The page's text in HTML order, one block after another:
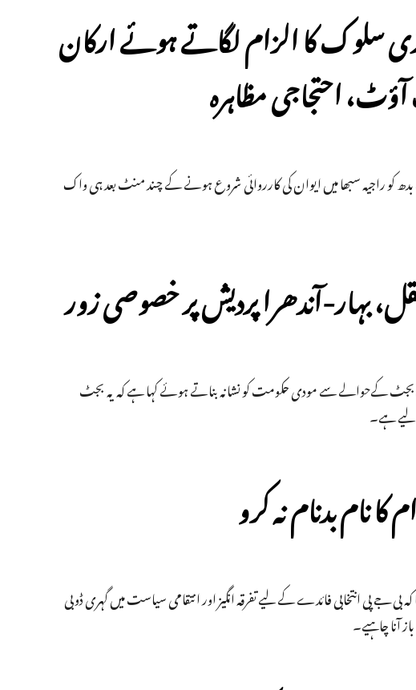
سلوک کا الزام لگاتے ہوئے ارکان
احتجاجی مظاہرہ
کو راجیہ سبھا میں ایوان کی کارروائی شروع ہونے کے چند منٹ بعد ہی واک
بہار-آندھرا پردیش پر خصوصی زور
بجٹ کےحوالے سے مودی حکومت کو نشانہ بناتے ہوئے کہا ہے کہ یہ بجٹ
ہے۔
نام بدنام نہ کرو
بی جے پی انتخابی فائدے کے لیے تفرقہ انگیز اور انتقامی سیاست میں گہری ڈوبی
آنا چاہیے۔